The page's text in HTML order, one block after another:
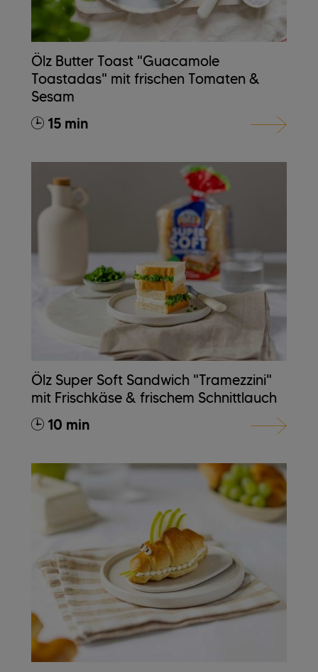
Ölz Butter Toast "Guacamole
Toastadas" mit frischen Tomaten &
Sesam
15 min
Ölz Super Soft Sandwich "Tramezzini"
mit Frischkäse & frischem Schnittlauch
10 min